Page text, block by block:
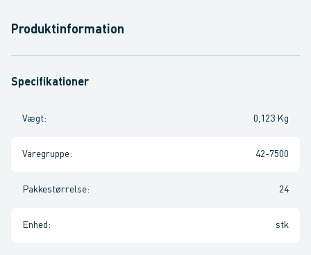
Produktinformation
Specifikationer
Vægt: 0,123 Kg
Varegruppe: 42-7500
Pakkestørrelse: 24
Enhed : stk